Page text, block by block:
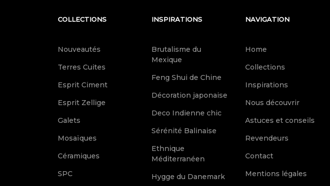
COLLECTIONS
Nouveautés
Terres Cuites
Esprit Ciment
Esprit Zellige
Galets
Mosaïques
Céramiques
SPC
INSPIRATIONS
Brutalisme du
Mexique
Feng Shui de Chine
Décoration japonaise
Deco Indienne chic
Sérénité Balinaise
Ethnique
Méditerranéen
Hygge du Danemark
NAVIGATION
Home
Collections
Inspirations
Nous découvrir
Astuces et conseils
Revendeurs
Contact
Mentions légales